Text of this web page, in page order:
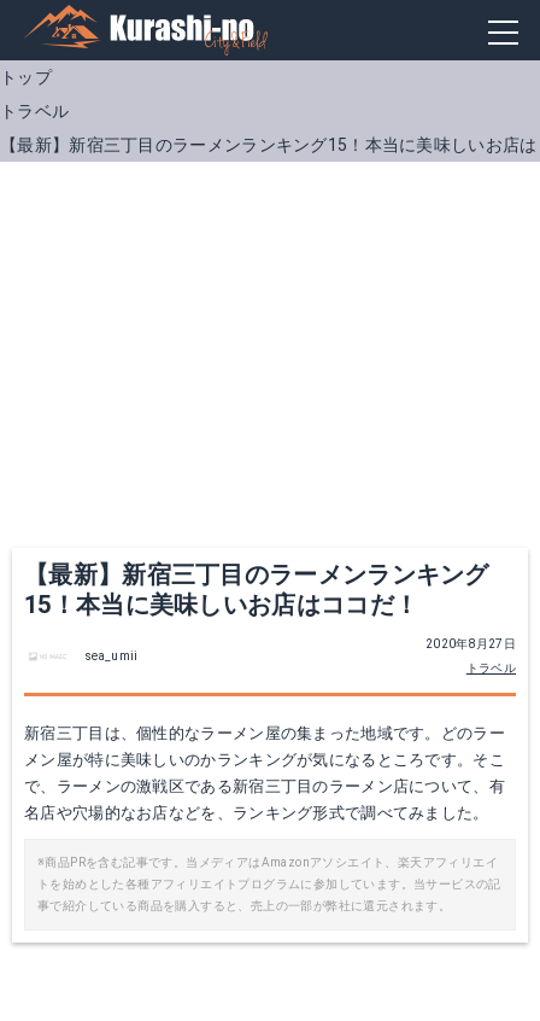
トップ
トラベル
【最新】新宿三丁目のラーメンランキング15！本当に美味しいお店
【最新】新宿三丁目のラーメンランキング
15！本当に美味しいお店はココだ！
2020年8月27日
トラベル
sea_umii
新宿三丁目は、個性的なラーメン屋の集まった地域です。どのラー
メン屋が特に美味しいのかランキングが気になるところです。そこ
で、ラーメンの激戦区である新宿三丁目のラーメン店について、有
名店や穴場的なお店などを、ランキング形式で調べてみました。
※商品PRを含む記事です。当メディアはAmazonアソシエイト、楽天アフィリエイ
トを始めとした各種アフィリエイトプログラムに参加しています。当サービスの記
事で紹介している商品を購入すると、売上の一部が弊社に還元されます。